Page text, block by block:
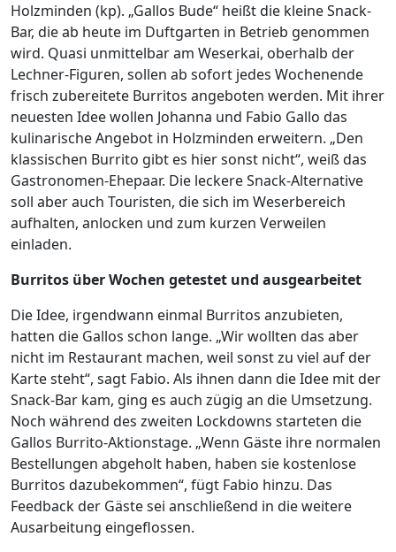
Holzminden (kp). „Gallos Bude“ heißt die kleine Snack-
Bar, die ab heute im Duftgarten in Betrieb genommen
wird. Quasi unmittelbar am Weserkai, oberhalb der
Lechner-Figuren, sollen ab sofort jedes Wochenende
frisch zubereitete Burritos angeboten werden. Mit ihrer
neuesten Idee wollen Johanna und Fabio Gallo das
kulinarische Angebot in Holzminden erweitern. „Den
klassischen Burrito gibt es hier sonst nicht“, weiß das
Gastronomen-Ehepaar. Die leckere Snack-Alternative
soll aber auch Touristen, die sich im Weserbereich
aufhalten, anlocken und zum kurzen Verweilen
einladen.
Burritos über Wochen getestet und ausgearbeitet
Die Idee, irgendwann einmal Burritos anzubieten,
hatten die Gallos schon lange. „Wir wollten das aber
nicht im Restaurant machen, weil sonst zu viel auf der
Karte steht“, sagt Fabio. Als ihnen dann die Idee mit der
Snack-Bar kam, ging es auch zügig an die Umsetzung.
Noch während des zweiten Lockdowns starteten die
Gallos Burrito-Aktionstage. „Wenn Gäste ihre normalen
Bestellungen abgeholt haben, haben sie kostenlose
Burritos dazubekommen“, fügt Fabio hinzu. Das
Feedback der Gäste sei anschließend in die weitere
Ausarbeitung eingeflossen.